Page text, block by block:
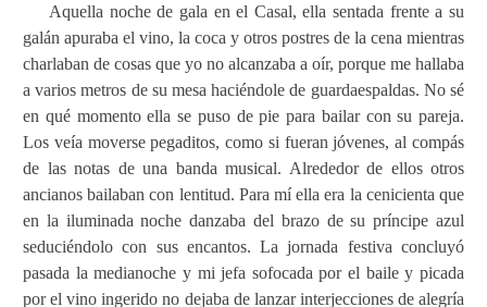
Aquella noche de gala en el Casal, ella sentada frente a su
galán apuraba el vino, la coca y otros postres de la cena mientras
charlaban de cosas que yo no alcanzaba a oír, porque me hallaba
a varios metros de su mesa haciéndole de guardaespaldas. No sé
en qué momento ella se puso de pie para bailar con su pareja.
Los veía moverse pegaditos, como si fueran jóvenes, al compás
de las notas de una banda musical. Alrededor de ellos otros
ancianos bailaban con lentitud. Para mí ella era la cenicienta que
en la iluminada noche danzaba del brazo de su príncipe azul
seduciéndolo con sus encantos. La jornada festiva concluyó
pasada la medianoche y mi jefa sofocada por el baile y picada
por el vino ingerido no dejaba de lanzar interjecciones de alegría